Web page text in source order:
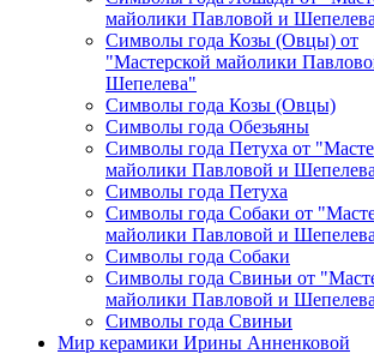
майолики Павловой и
Символы года Козы (Овцы) от
"Мастерской майолики
Шепелева"
Символы года Козы (Овцы)
Символы года Обезьяны
Символы года Петуха от
майолики Павловой и
Символы года Петуха
Символы года Собаки от
майолики Павловой и
Символы года Собаки
Символы года Свиньи от
майолики Павловой и
Символы года Свиньи
Мир керамики Ирины Анненковой